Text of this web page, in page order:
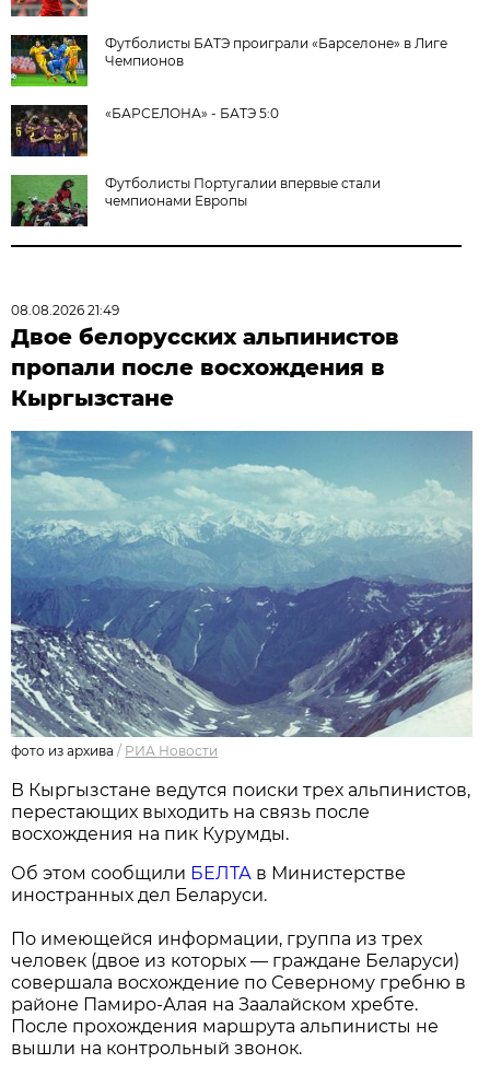
Футболисты БАТЭ проиграли «Барселоне» в Лиге
Чемпионов
«БАРСЕЛОНА» - БАТЭ 5:0
Футболисты Португалии впервые стали
чемпионами Европы
08.08.2026 21:49
Двое белорусских альпинистов
пропали после восхождения в
Кыргызстане
фото из архива / РИА Новости
В Кыргызстане ведутся поиски трех альпинистов,
перестающих выходить на связь после
восхождения на пик Курумды.
Об этом сообщили БЕЛТА в Министерстве
иностранных дел Беларуси.
По имеющейся информации, группа из трех
человек (двое из которых — граждане Беларуси)
совершала восхождение по Северному гребню в
районе Памиро-Алая на Заалайском хребте.
После прохождения маршрута альпинисты не
вышли на контрольный звонок.